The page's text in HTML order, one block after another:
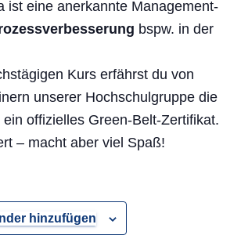
ist eine anerkannte Management-
bspw. in der
Kurs erfährst du von
unserer Hochschulgruppe die
offizielles Green-Belt-Zertifikat.
– macht aber viel Spaß!
hinzufügen